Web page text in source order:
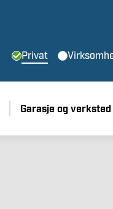
Privat
Garasje og verksted